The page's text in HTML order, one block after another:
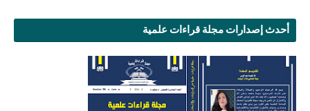
أحدث إصدارات مجلة قراءات علمية